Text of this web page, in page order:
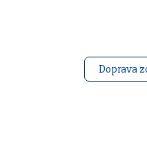
Doprava